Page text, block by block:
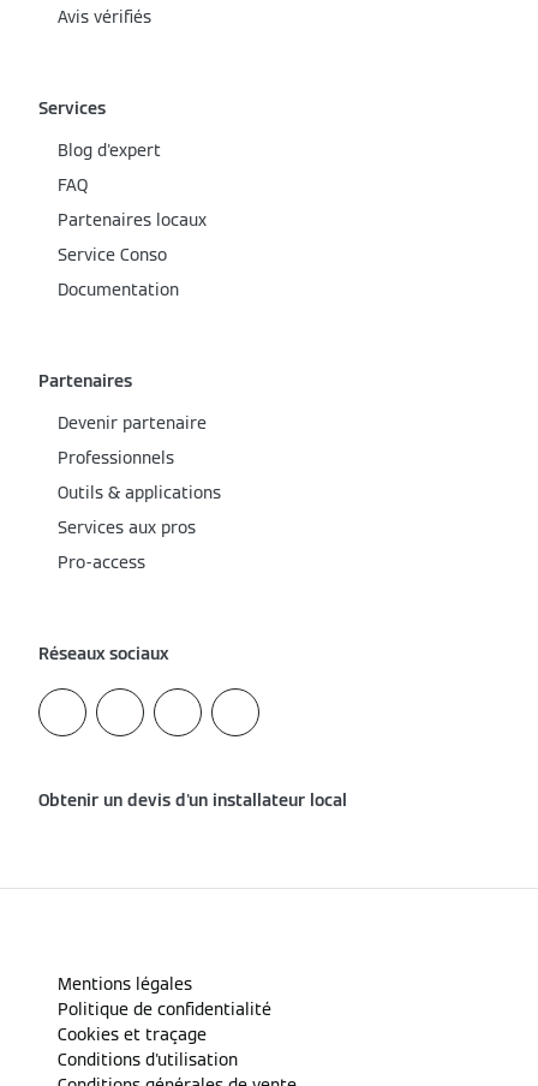
Avis vérifiés
Services
Blog d'expert
FAQ
Partenaires locaux
Service Conso
Documentation
Partenaires
Devenir partenaire
Professionnels
Outils & applications
Services aux pros
Pro-access
Réseaux sociaux
Obtenir un devis d'un installateur local
Mentions légales
Politique de confidentialité
Cookies et traçage
Conditions d'utilisation